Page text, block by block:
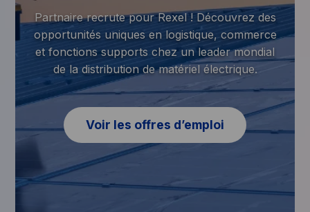
Partnaire recrute pour Rexel ! Découvrez des
opportunités uniques en logistique, commerce
et fonctions supports chez un leader mondial
de la distribution de matériel électrique.
Voir les offres d’emploi